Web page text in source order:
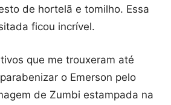
de hortelã e tomilho. Essa
ficou incrível.
que me trouxeram até
o Emerson pelo
de Zumbi estampada na